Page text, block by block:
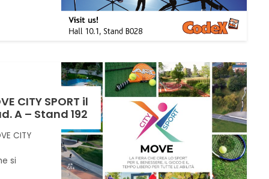
CITY SPORT il
A – Stand 192
CITY
si